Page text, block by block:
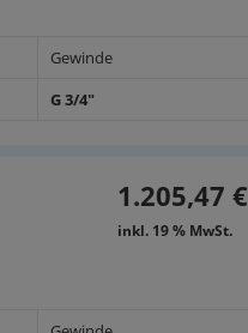
Gewinde
G 3/4"
1.205,47 €
inkl. 19 % MwSt.